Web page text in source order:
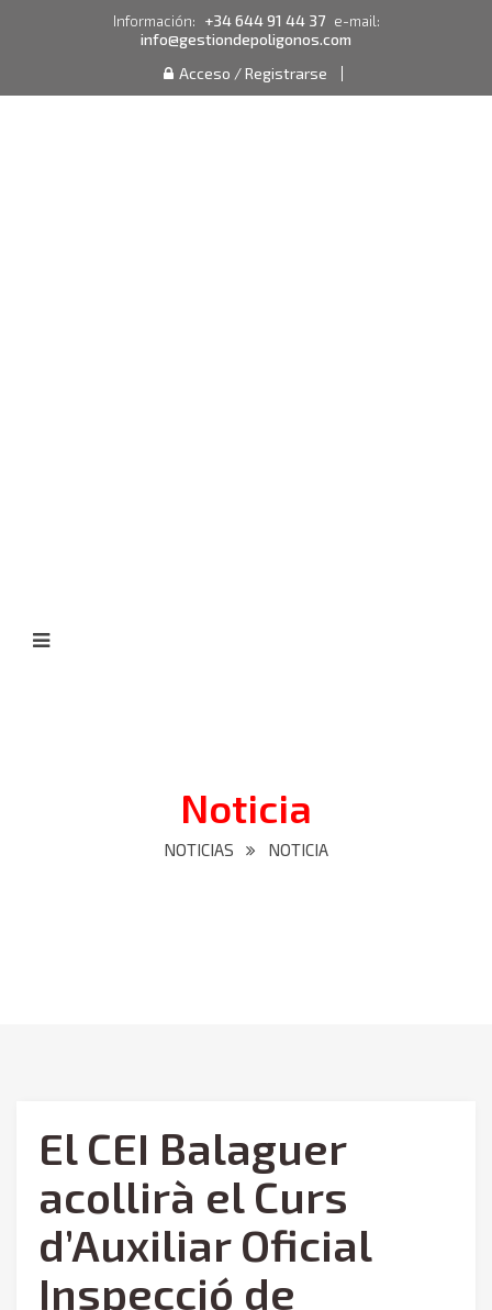
Información: +34 644 91 44 37 e-mail:
info@gestiondepoligonos.com
Acceso / Registrarse
Noticia
NOTICIAS NOTICIA
El CEI Balaguer
acollirà el Curs
d’Auxiliar Oficial
Inspecció de